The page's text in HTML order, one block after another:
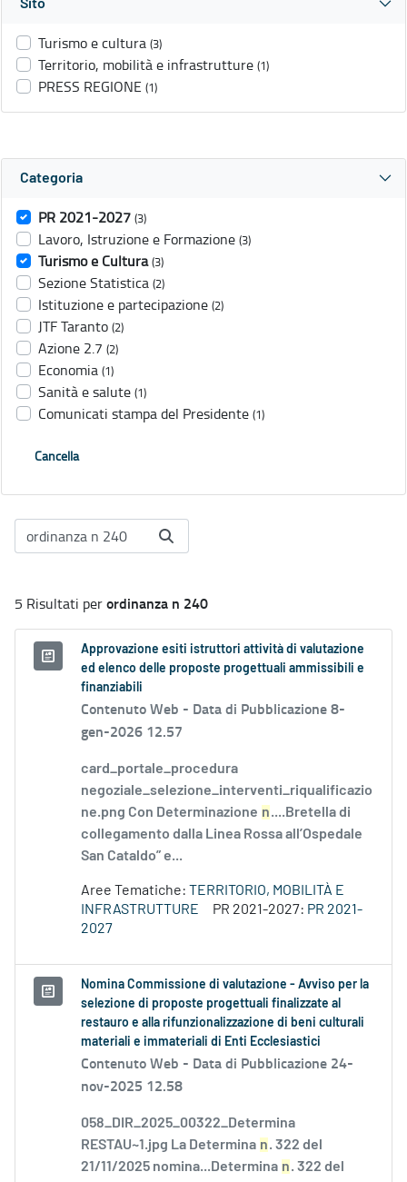
Sito
Turismo e cultura (3)
Territorio, mobilità e infrastrutture (1)
PRESS REGIONE (1)
Categoria
PR 2021-2027 (3)
Lavoro, Istruzione e Formazione (3)
Turismo e Cultura (3)
Sezione Statistica (2)
Istituzione e partecipazione (2)
JTF Taranto (2)
Azione 2.7 (2)
Economia (1)
Sanità e salute (1)
Comunicati stampa del Presidente (1)
Cancella
5 Risultati perordinanza n 240
Approvazione esiti istruttori attività di valutazione
ed elenco delle proposte progettuali ammissibili e
finanziabili
Contenuto Web - Data di Pubblicazione 8-
gen-2026 12.57
card_portale_procedura
negoziale_selezione_interventi_riqualificazio
ne.png Con Determinazione n....Bretella di
collegamento dalla Linea Rossa all’Ospedale
San Cataldo” e...
Aree Tematiche: TERRITORIO, MOBILITÀ E
INFRASTRUTTURE
PR 2021-2027: PR 2021-
2027
Nomina Commissione di valutazione - Avviso per la
selezione di proposte progettuali finalizzate al
restauro e alla rifunzionalizzazione di beni culturali
materiali e immateriali di Enti Ecclesiastici
Contenuto Web - Data di Pubblicazione 24-
nov-2025 12.58
058_DIR_2025_00322_Determina
RESTAU~1.jpg La Determina n. 322 del
21/11/2025 nomina...Determina n. 322 del